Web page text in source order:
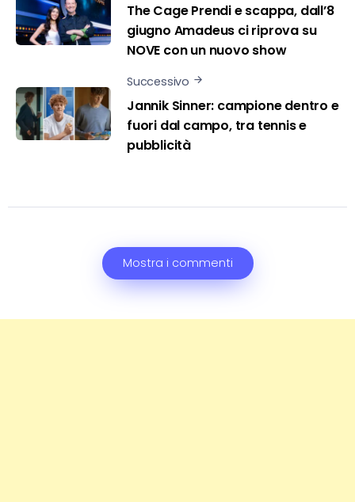
The Cage Prendi e scappa, dall’8
giugno Amadeus ci riprova su
NOVE con un nuovo show
Successivo
Jannik Sinner: campione dentro e
fuori dal campo, tra tennis e
pubblicità
Mostra i commenti